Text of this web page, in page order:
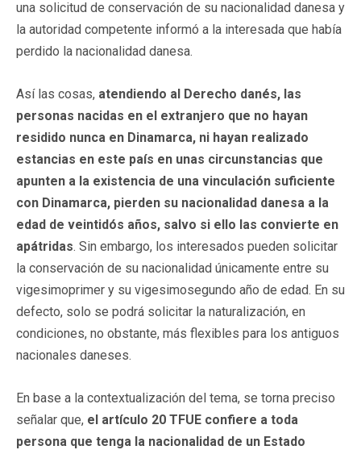
una solicitud de conservación de su nacionalidad danesa y
la autoridad competente informó a la interesada que había
perdido la nacionalidad danesa.
Así las cosas, atendiendo al Derecho danés, las
personas nacidas en el extranjero que no hayan
residido nunca en Dinamarca, ni hayan realizado
estancias en este país en unas circunstancias que
apunten a la existencia de una vinculación suficiente
con Dinamarca, pierden su nacionalidad danesa a la
edad de veintidós años, salvo si ello las convierte en
apátridas. Sin embargo, los interesados pueden solicitar
la conservación de su nacionalidad únicamente entre su
vigesimoprimer y su vigesimosegundo año de edad. En su
defecto, solo se podrá solicitar la naturalización, en
condiciones, no obstante, más flexibles para los antiguos
nacionales daneses.
En base a la contextualización del tema, se torna preciso
señalar que, el artículo 20 TFUE confiere a toda
persona que tenga la nacionalidad de un Estado